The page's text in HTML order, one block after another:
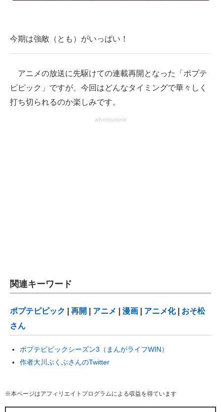
今期は強敵（とも）がいっぱい！
アニメの放送に先駆けての連載再開となった「ポプテ
ピピック」ですが、今回はどんなタイミングで華々しく
打ち切られるのか楽しみです。
advertisement
関連キーワード
ポプテピピック 再開 アニメ 漫画 アニメ化| おそ松
さん
ポプテピピックシーズン3（まんがライフWIN）
作者大川ぶくぶさんのTwitter
※本ページはアフィリエイトプログラムによる収益を得ています